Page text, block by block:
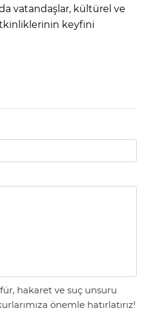
vatandaşlar, kültürel ve
keyfini
hakaret ve suç unsuru
önemle hatırlatırız!